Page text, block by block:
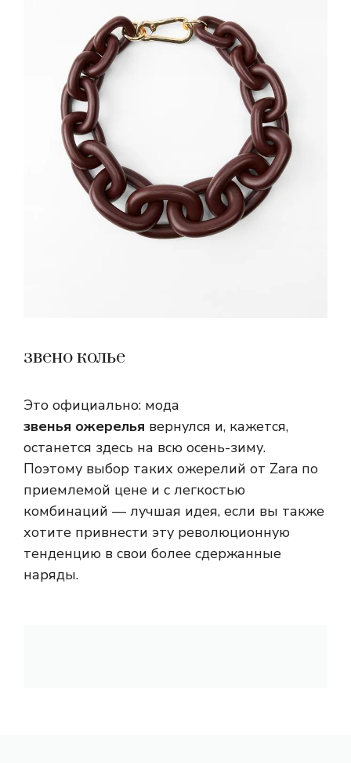
звено колье
Это официально: мода
звенья ожерелья вернулся и, кажется,
останется здесь на всю осень-зиму.
Поэтому выбор таких ожерелий от Zara по
приемлемой цене и с легкостью
комбинаций — лучшая идея, если вы также
хотите привнести эту революционную
тенденцию в свои более сдержанные
наряды.